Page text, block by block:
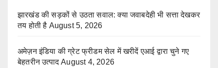
झारखंड की सड़कों से उठता सवाल: क्या जवाबदेही भी सत्ता देखकर
तय होती है August 5, 2026
अमेज़न इंडिया की ग्रेट फ्रीडम सेल में खरीदें एआई द्वारा चुने गए
बेहतरीन उत्पाद August 4, 2026